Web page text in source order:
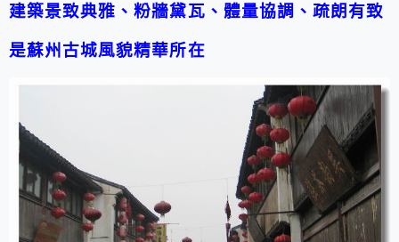
建築景致典雅、粉牆黛瓦、體量協調、疏朗有致
是蘇州古城風貌精華所在